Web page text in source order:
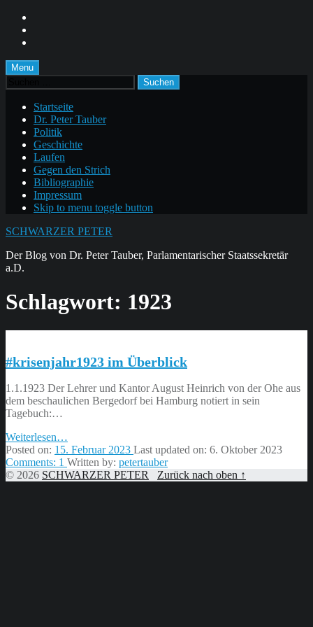
content
footer
Menu
Suchen
nach:
Startseite
Dr. Peter Tauber
Politik
Geschichte
Laufen
Gegen den Strich
Bibliographie
Impressum
Skip to menu toggle button
SCHWARZER PETER
Der Blog von Dr. Peter Tauber, Parlamentarischer Staatssekretär
a.D.
Schlagwort: 1923
#krisenjahr1923 im Überblick
1.1.1923 Der Lehrer und Kantor August Heinrich von der Ohe aus
dem beschaulichen Bergedorf bei Hamburg notiert in sein
Tagebuch:…
Weiterlesen
im
Überblick”
…
Posted on: 15. Februar 2023 Last updated on: 6. Oktober 2023
Comments: 1 Written by: petertauber
© 2026 SCHWARZER PETER Zurück nach oben ↑